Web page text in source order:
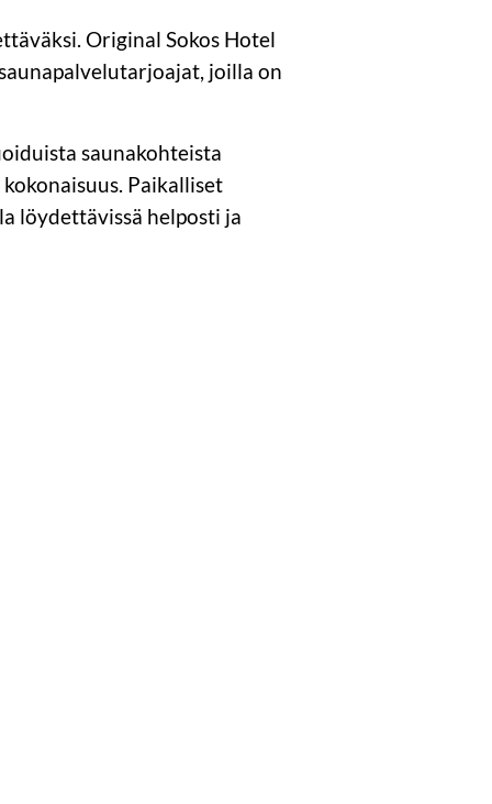
Original Sokos Hotel
joilla on
saunakohteista
Paikalliset
löydettävissä helposti ja